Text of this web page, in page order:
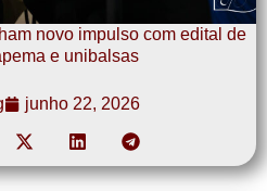
novo impulso com edital de
e unibalsas
junho 22, 2026